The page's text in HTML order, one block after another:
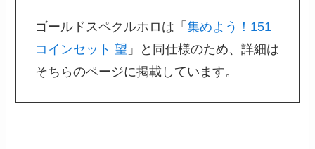
ゴールドスペクルホロは「集めよう！151
コインセット 望 」と同仕様のため、詳細は
そちらのページに掲載しています。